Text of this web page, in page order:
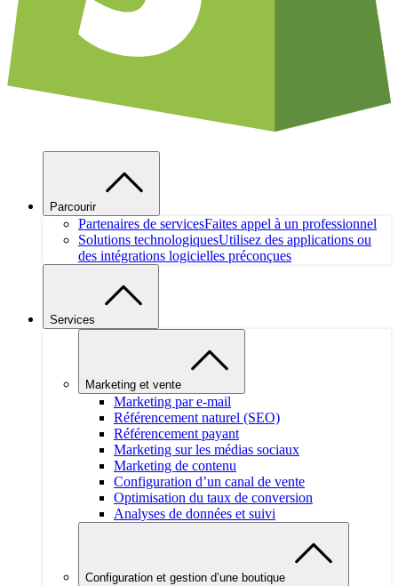
Parcourir
Partenaires de servicesFaites appel à un professionnel
Solutions technologiquesUtilisez des applications ou
des intégrations logicielles préconçues
Services
Marketing et vente
Marketing par e-mail
Référencement naturel (SEO)
Référencement payant
Marketing sur les médias sociaux
Marketing de contenu
Configuration d’un canal de vente
Optimisation du taux de conversion
Analyses de données et suivi
Configuration et gestion d’une boutique